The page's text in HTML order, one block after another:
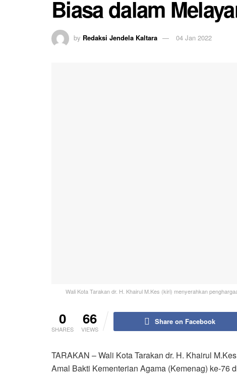
Biasa dalam
by Redaksi Jendela Kaltara 04 Jan 2022
Wali Kota Tarakan dr. H. Khairul M.Kes (kiri) menyerahkan
0
SHARES
66
VIEWS
Share on Facebook
TARAKAN – Wali Kota Tarakan dr. H. Khairul
Amal Bakti Kementerian Agama (Kemenag) ke-76